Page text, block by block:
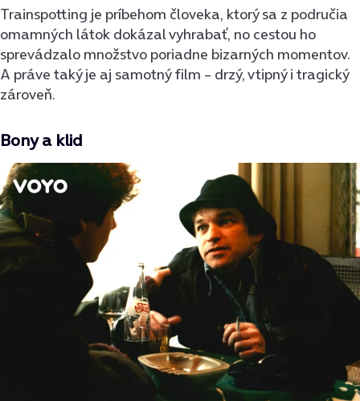
Trainspotting je príbehom človeka, ktorý sa z područia
omamných látok dokázal vyhrabať, no cestou ho
sprevádzalo množstvo poriadne bizarných momentov.
A práve taký je aj samotný film – drzý, vtipný i tragický
zároveň.
Bony a klid